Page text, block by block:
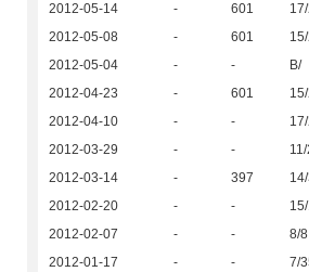
2012-05-14
- 601
2012-05-08
- 601
2012-05-04
- - B/
2012-04-23
- 601
2012-04-10
- -
2012-03-29
- -
2012-03-14
- 397
2012-02-20
- -
2012-02-07
- - 8/8
2012-01-17
- - 7/